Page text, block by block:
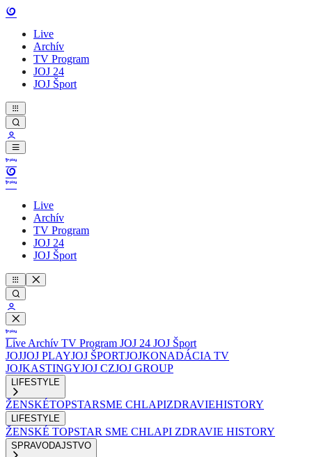
Live
Archív
TV Program
JOJ 24
JOJ Šport
Live
Archív
TV Program
JOJ 24
JOJ Šport
Live Archív TV Program JOJ 24 JOJ Šport
JOJJOJ PLAYJOJ ŠPORTJOJKONADÁCIA TV
JOJKASTINGYJOJ CZJOJ GROUP
LIFESTYLE
ŽENSKÉTOPSTARSME CHLAPIZDRAVIEHISTORY
LIFESTYLE
ŽENSKÉ TOPSTAR SME CHLAPI ZDRAVIE HISTORY
SPRAVODAJSTVO